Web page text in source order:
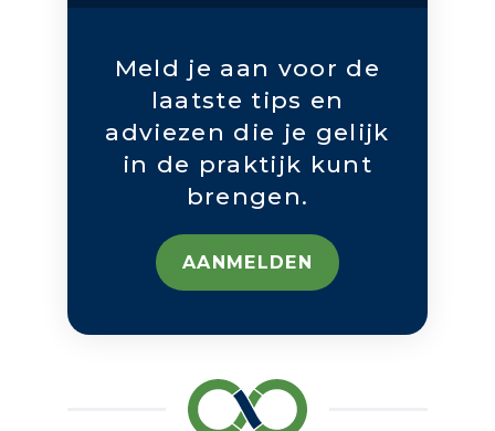
Meld je aan voor de
laatste tips en
adviezen die je gelijk
in de praktijk kunt
brengen.
AANMELDEN